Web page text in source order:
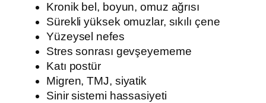
Kronik bel, boyun, omuz ağrısı
Sürekli yüksek omuzlar, sıkılı çene
Yüzeysel nefes
Stres sonrası gevşeyememe
Katı postür
Migren, TMJ, siyatik
Sinir sistemi hassasiyeti